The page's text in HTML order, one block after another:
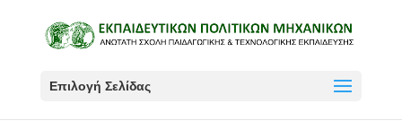
Επιλογή Σελίδας